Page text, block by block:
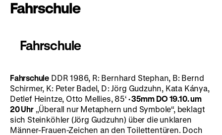
Fahrschule
Fahrschule
Fahrschule DDR 1986, R: Bernhard Stephan, B: Bernd
Schirmer, K: Peter Badel, D: Jörg Gudzuhn, Kata Kánya,
Detlef Heintze, Otto Mellies, 85‘ · 35mm DO 19.10. um
20 Uhr„Überall nur Metaphern und Symbole“, beklagt
sich Steinköhler (Jörg Gudzuhn) über die unklaren
Männer-Frauen-Zeichen an den Toilettentüren. Doch